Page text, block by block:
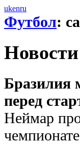
ukenru
Футбол:
Бразилия
перед
Неймар